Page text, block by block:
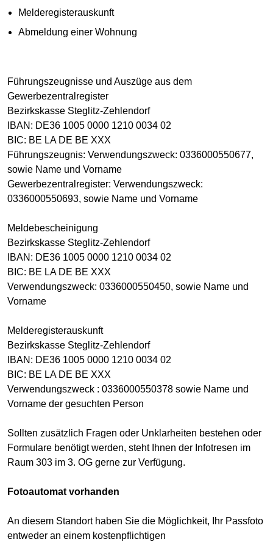
Melderegisterauskunft
Abmeldung einer Wohnung
Führungszeugnisse und Auszüge aus dem
Gewerbezentralregister
Bezirkskasse Steglitz-Zehlendorf
IBAN: DE36 1005 0000 1210 0034 02
BIC: BE LA DE BE XXX
Führungszeugnis: Verwendungszweck: 0336000550677,
sowie Name und Vorname
Gewerbezentralregister: Verwendungszweck:
0336000550693, sowie Name und Vorname
Meldebescheinigung
Bezirkskasse Steglitz-Zehlendorf
IBAN: DE36 1005 0000 1210 0034 02
BIC: BE LA DE BE XXX
Verwendungszweck: 0336000550450, sowie Name und
Vorname
Melderegisterauskunft
Bezirkskasse Steglitz-Zehlendorf
IBAN: DE36 1005 0000 1210 0034 02
BIC: BE LA DE BE XXX
Verwendungszweck : 0336000550378 sowie Name und
Vorname der gesuchten Person
Sollten zusätzlich Fragen oder Unklarheiten bestehen oder
Formulare benötigt werden, steht Ihnen der Infotresen im
Raum 303 im 3. OG gerne zur Verfügung.
Fotoautomat vorhanden
An diesem Standort haben Sie die Möglichkeit, Ihr Passfoto
entweder an einem kostenpflichtigen